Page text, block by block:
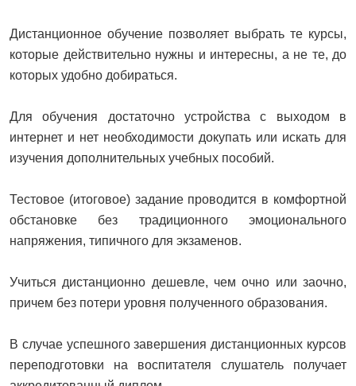
Дистанционное обучение позволяет выбрать те курсы,
которые действительно нужны и интересны, а не те, до
которых удобно добираться.
Для обучения достаточно устройства с выходом в
интернет и нет необходимости докупать или искать для
изучения дополнительных учебных пособий.
Тестовое (итоговое) задание проводится в комфортной
обстановке без традиционного эмоционального
напряжения, типичного для экзаменов.
Учиться дистанционно дешевле, чем очно или заочно,
причем без потери уровня полученного образования.
В случае успешного завершения дистанционных курсов
переподготовки на воспитателя слушатель получает